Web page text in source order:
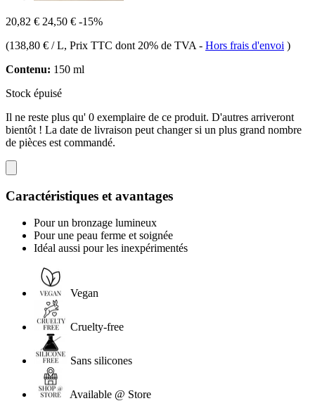
20,82 € 24,50 € -15%
(138,80 € / L, Prix TTC dont 20% de TVA - Hors frais d'envoi )
Contenu: 150 ml
Stock épuisé
Il ne reste plus qu' 0 exemplaire de ce produit. D'autres arriveront
bientôt ! La date de livraison peut changer si un plus grand nombre
de pièces est commandé.
Caractéristiques et avantages
Pour un bronzage lumineux
Pour une peau ferme et soignée
Idéal aussi pour les inexpérimentés
Vegan
Cruelty-free
Sans silicones
Available @ Store